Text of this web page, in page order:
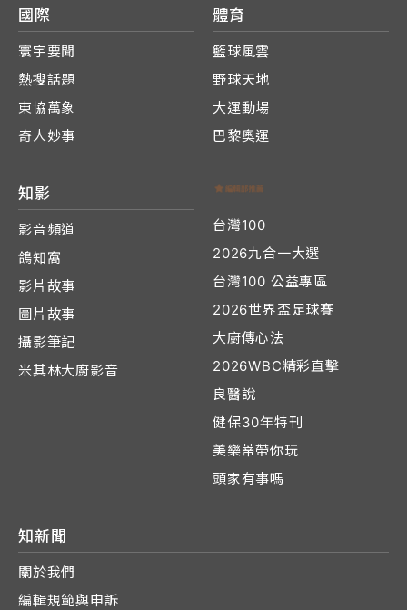
國際
寰宇要聞
熱搜話題
東協萬象
奇人妙事
體育
籃球風雲
野球天地
大運動場
巴黎奧運
知影
影音頻道
鴿知窩
影片故事
圖片故事
攝影筆記
米其林大廚影音
台灣100
2026九合一大選
台灣100 公益專區
2026世界盃足球賽
大廚傳心法
2026WBC精彩直擊
良醫說
健保30年特刊
美樂蒂帶你玩
頭家有事嗎
知新聞
關於我們
編輯規範與申訴